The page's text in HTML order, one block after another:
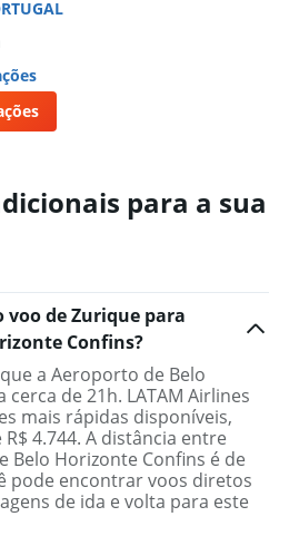
para a sua
de Zurique para
Confins?
a Aeroporto de Belo
de 21h. LATAM Airlines
mais rápidas disponíveis,
4.744. A distância entre
Belo Horizonte Confins é de
pode encontrar voos diretos
de ida e volta para este